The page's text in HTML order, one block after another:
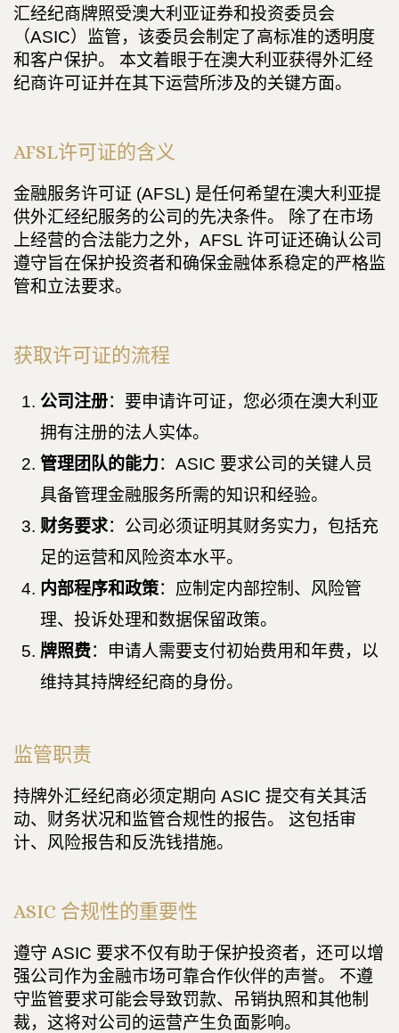
汇经纪商牌照受澳大利亚证券和投资委员会
（ASIC）监管，该委员会制定了高标准的透明度
和客户保护。 本文着眼于在澳大利亚获得外汇经
纪商许可证并在其下运营所涉及的关键方面。
AFSL许可证的含义
金融服务许可证 (AFSL) 是任何希望在澳大利亚提
供外汇经纪服务的公司的先决条件。 除了在市场
上经营的合法能力之外，AFSL 许可证还确认公司
遵守旨在保护投资者和确保金融体系稳定的严格监
管和立法要求。
获取许可证的流程
公司注册：要申请许可证，您必须在澳大利亚
拥有注册的法人实体。
管理团队的能力：ASIC 要求公司的关键人员
具备管理金融服务所需的知识和经验。
财务要求：公司必须证明其财务实力，包括充
足的运营和风险资本水平。
内部程序和政策：应制定内部控制、风险管
理、投诉处理和数据保留政策。
牌照费：申请人需要支付初始费用和年费，以
维持其持牌经纪商的身份。
监管职责
持牌外汇经纪商必须定期向 ASIC 提交有关其活
动、财务状况和监管合规性的报告。 这包括审
计、风险报告和反洗钱措施。
ASIC 合规性的重要性
遵守 ASIC 要求不仅有助于保护投资者，还可以增
强公司作为金融市场可靠合作伙伴的声誉。 不遵
守监管要求可能会导致罚款、吊销执照和其他制
裁，这将对公司的运营产生负面影响。